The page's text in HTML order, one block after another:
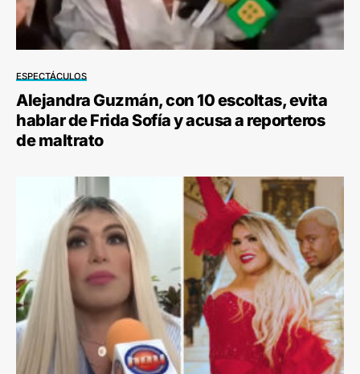
ESPECTÁCULOS
Alejandra Guzmán, con 10 escoltas, evita
hablar de Frida Sofía y acusa a reporteros
de maltrato